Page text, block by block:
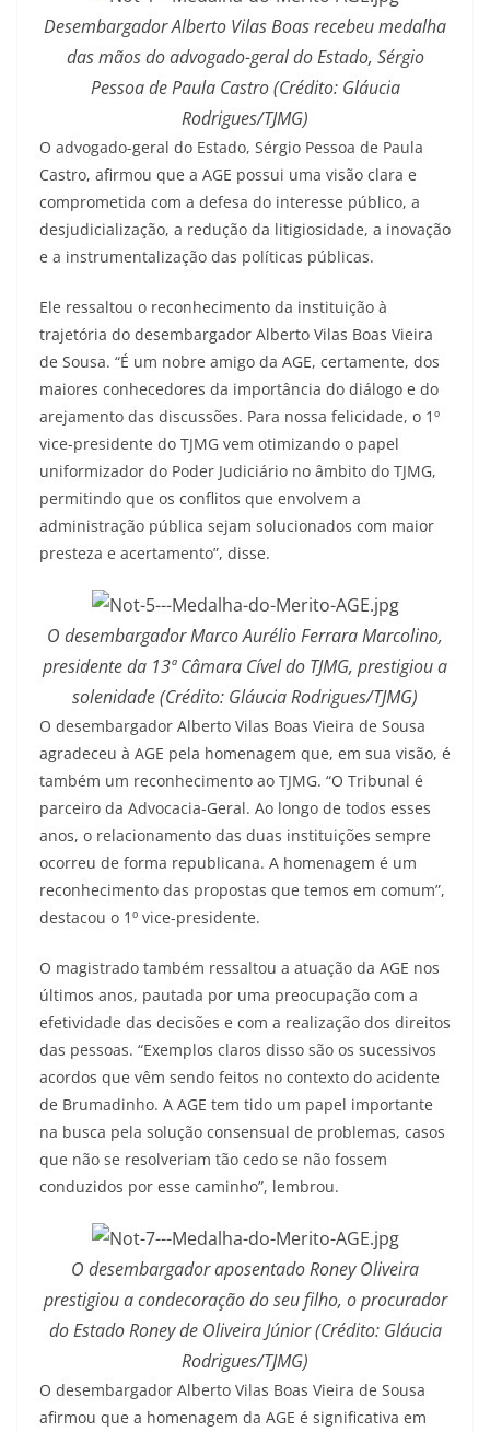
Desembargador Alberto Vilas Boas recebeu medalha
das mãos do advogado-geral do Estado, Sérgio
Pessoa de Paula Castro (Crédito: Gláucia
Rodrigues/TJMG)
O advogado-geral do Estado, Sérgio Pessoa de Paula
Castro, afirmou que a AGE possui uma visão clara e
comprometida com a defesa do interesse público, a
desjudicialização, a redução da litigiosidade, a inovação
e a instrumentalização das políticas públicas.
Ele ressaltou o reconhecimento da instituição à
trajetória do desembargador Alberto Vilas Boas Vieira
de Sousa. “É um nobre amigo da AGE, certamente, dos
maiores conhecedores da importância do diálogo e do
arejamento das discussões. Para nossa felicidade, o 1º
vice-presidente do TJMG vem otimizando o papel
uniformizador do Poder Judiciário no âmbito do TJMG,
permitindo que os conflitos que envolvem a
administração pública sejam solucionados com maior
presteza e acertamento”, disse.
O desembargador Marco Aurélio Ferrara Marcolino,
presidente da 13ª Câmara Cível do TJMG, prestigiou a
solenidade (Crédito: Gláucia Rodrigues/TJMG)
O desembargador Alberto Vilas Boas Vieira de Sousa
agradeceu à AGE pela homenagem que, em sua visão, é
também um reconhecimento ao TJMG. “O Tribunal é
parceiro da Advocacia-Geral. Ao longo de todos esses
anos, o relacionamento das duas instituições sempre
ocorreu de forma republicana. A homenagem é um
reconhecimento das propostas que temos em comum”,
destacou o 1º vice-presidente.
O magistrado também ressaltou a atuação da AGE nos
últimos anos, pautada por uma preocupação com a
efetividade das decisões e com a realização dos direitos
das pessoas. “Exemplos claros disso são os sucessivos
acordos que vêm sendo feitos no contexto do acidente
de Brumadinho. A AGE tem tido um papel importante
na busca pela solução consensual de problemas, casos
que não se resolveriam tão cedo se não fossem
conduzidos por esse caminho”, lembrou.
O desembargador aposentado Roney Oliveira
prestigiou a condecoração do seu filho, o procurador
do Estado Roney de Oliveira Júnior (Crédito: Gláucia
Rodrigues/TJMG)
O desembargador Alberto Vilas Boas Vieira de Sousa
afirmou que a homenagem da AGE é significativa em